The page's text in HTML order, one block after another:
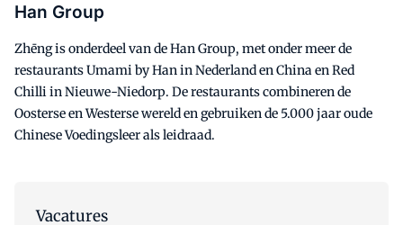
Han Group
Zhēng is onderdeel van de Han Group, met onder meer de
restaurants Umami by Han in Nederland en China en Red
Chilli in Nieuwe-Niedorp. De restaurants combineren de
Oosterse en Westerse wereld en gebruiken de 5.000 jaar oude
Chinese Voedingsleer als leidraad.
Vacatures